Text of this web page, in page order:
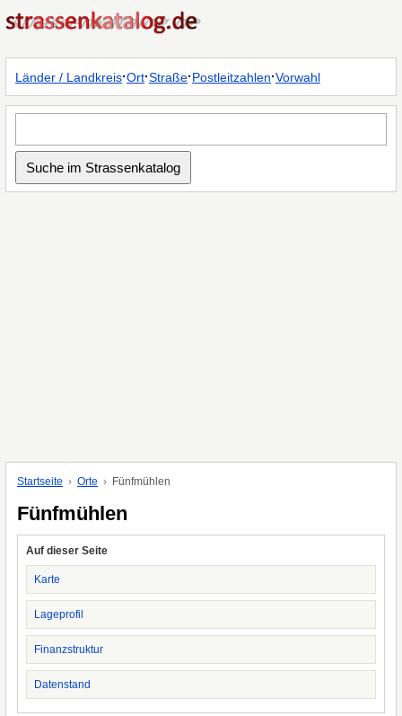
Länder / Landkreis·Ort·Straße·Postleitzahlen·Vorwahl
Startseite Orte Fünfmühlen
Fünfmühlen
Auf dieser Seite
Karte
Lageprofil
Finanzstruktur
Datenstand